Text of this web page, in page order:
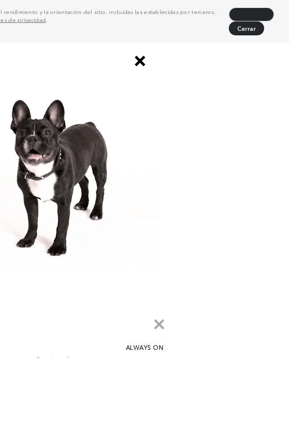
y la orientación del sitio, incluidas las establecidas por terceros.
de privacidad
Cerrar